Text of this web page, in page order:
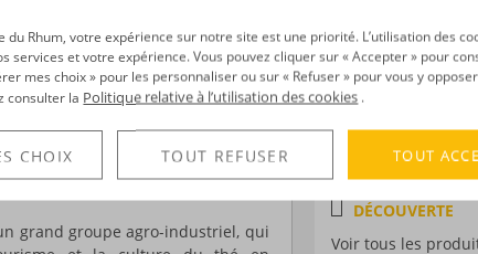
Distillation :
Environnement de
Volume :70CL
Degré :
Edition :limitée à
DÉCOUVERTE
Voir tous les
à 1819 ! C’est cette année-là en
domaine de 750 hectares.
pas, puisque la distillerie fume
grand groupe agro-industriel, qui
du Rhum, votre expérience sur notre site est une priorité. L’utilisation des
services et votre expérience. Vous pouvez cliquer sur « Accepter » pour
mes choix » pour les personnaliser ou sur « Refuser » pour vous y
consulter la Politique relative à l’utilisation des cookies .
CHOIX TOUT REFUSER TOUT